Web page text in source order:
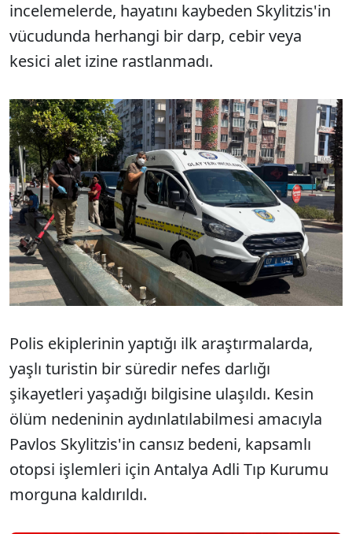
incelemelerde, hayatını kaybeden Skylitzis'in
vücudunda herhangi bir darp, cebir veya
kesici alet izine rastlanmadı.
Polis ekiplerinin yaptığı ilk araştırmalarda,
yaşlı turistin bir süredir nefes darlığı
şikayetleri yaşadığı bilgisine ulaşıldı. Kesin
ölüm nedeninin aydınlatılabilmesi amacıyla
Pavlos Skylitzis'in cansız bedeni, kapsamlı
otopsi işlemleri için Antalya Adli Tıp Kurumu
morguna kaldırıldı.